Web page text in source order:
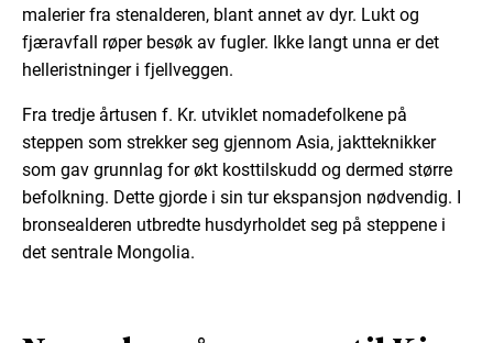
malerier fra stenalderen, blant annet av dyr. Lukt og
fjæravfall røper besøk av fugler. Ikke langt unna er det
helleristninger i fjellveggen.
Fra tredje årtusen f. Kr. utviklet nomadefolkene på
steppen som strekker seg gjennom Asia, jaktteknikker
som gav grunnlag for økt kosttilskudd og dermed større
befolkning. Dette gjorde i sin tur ekspansjon nødvendig. I
bronsealderen utbredte husdyrholdet seg på steppene i
det sentrale Mongolia.